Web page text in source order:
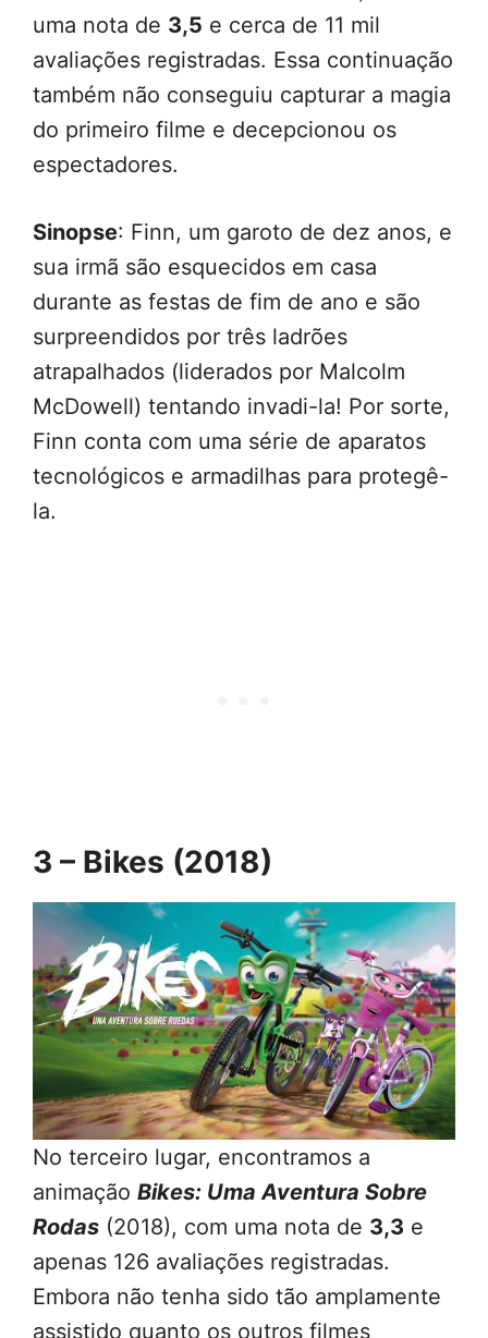
uma nota de 3,5 e cerca de 11 mil
avaliações registradas. Essa continuação
também não conseguiu capturar a magia
do primeiro filme e decepcionou os
espectadores.
Sinopse: Finn, um garoto de dez anos, e
sua irmã são esquecidos em casa
durante as festas de fim de ano e são
surpreendidos por três ladrões
atrapalhados (liderados por Malcolm
McDowell) tentando invadi-la! Por sorte,
Finn conta com uma série de aparatos
tecnológicos e armadilhas para protegê-
la.
3 – Bikes (2018)
No terceiro lugar, encontramos a
animação Bikes: Uma Aventura Sobre
Rodas (2018), com uma nota de 3,3 e
apenas 126 avaliações registradas.
Embora não tenha sido tão amplamente
assistido quanto os outros filmes